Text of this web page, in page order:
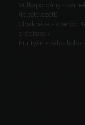
Vulkapordány -
(feltételezett)
Cibakháza - Kiserőd,
erődítések
Kurityán - Pálos